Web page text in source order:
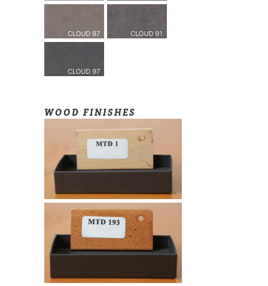
WOOD FINISHES